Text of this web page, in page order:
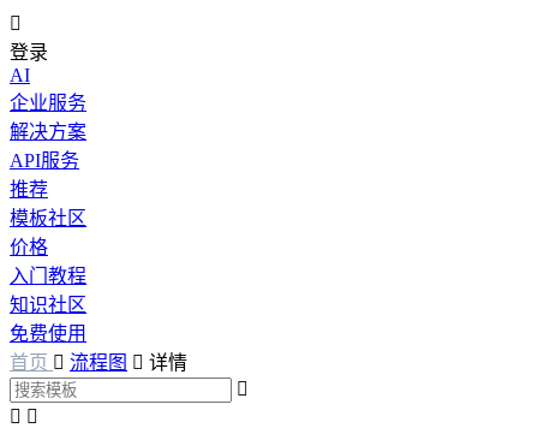

登录
AI
企业服务
解决方案
API服务
推荐
模板社区
价格
入门教程
知识社区
免费使用
首页  流程图  详情

 